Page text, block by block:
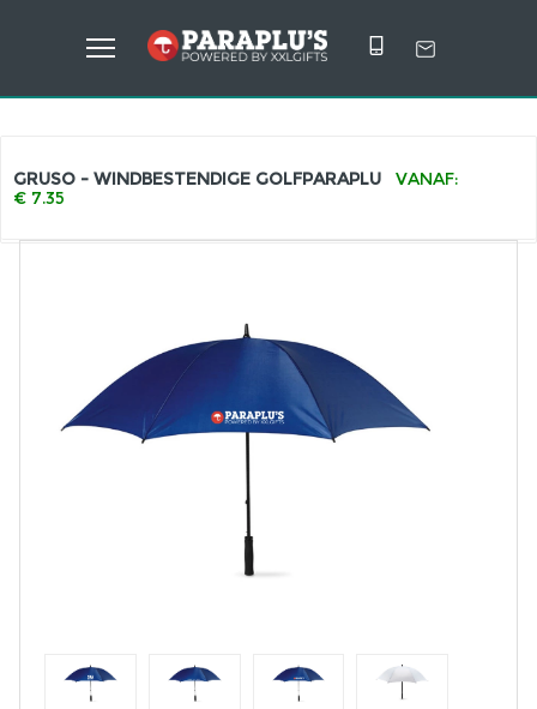
GRUSO - WINDBESTENDIGE GOLFPARAPLU
VANAF:
€ 7.35